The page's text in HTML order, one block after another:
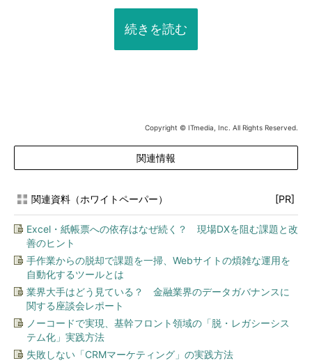
続きを読む
Copyright © ITmedia, Inc. All Rights Reserved.
関連情報
関連資料（ホワイトペーパー） [PR]
Excel・紙帳票への依存はなぜ続く？ 現場DXを阻む課題と改
善のヒント
手作業からの脱却で課題を一掃、Webサイトの煩雑な運用を
自動化するツールとは
業界大手はどう見ている？ 金融業界のデータガバナンスに
関する座談会レポート
ノーコードで実現、基幹フロント領域の「脱・レガシーシス
テム化」実践方法
失敗しない「CRMマーケティング」の実践方法